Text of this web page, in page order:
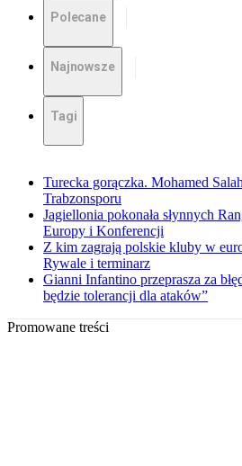
Polecane
Najnowsze
Tagi
Turecka gorączka. Mohamed
Trabzonsporu
Jagiellonia pokonała słynnych
Europy i Konferencji
Z kim zagrają polskie kluby w
Rywale i terminarz
Gianni Infantino przeprasza za
będzie tolerancji dla ataków”
Promowane treści